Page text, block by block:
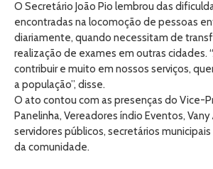
O Secretário João Pio lembrou das
encontradas na locomoção de pessoas
diariamente, quando necessitam de
realização de exames em outras cidades.
contribuir e muito em nossos serviços,
a população”, disse.
O ato contou com as presenças do Vice-
Panelinha, Vereadores índio Eventos,
servidores públicos, secretários
da comunidade.